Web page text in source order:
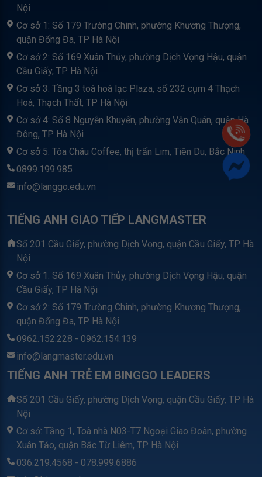
Nội
Cơ sở 1: Số 179 Trường Chinh, phường Khương Thượng,
quận Đống Đa, TP Hà Nội
Cơ sở 2: Số 169 Xuân Thủy, phường Dịch Vọng Hậu, quận
Cầu Giấy, TP Hà Nội
Cơ sở 3: Tầng 3 toà hoà lạc Plaza, số 232 cụm 4 Thạch
Hoà, Thạch Thất, TP Hà Nội
Cơ sở 4: Số 8 Nguyễn Khuyến, phường Văn Quán, quận Hà
Đông, TP Hà Nội
Cơ sở 5: Tòa Châu Coffee, thị trấn Lim, Tiên Du, Bắc Ninh
0899.199.985
info@langgo.edu.vn
TIẾNG ANH GIAO TIẾP LANGMASTER
Số 201 Cầu Giấy, phường Dịch Vọng, quận Cầu Giấy, TP Hà
Nội
Cơ sở 1: Số 169 Xuân Thủy, phường Dịch Vọng Hậu, quận
Cầu Giấy, TP Hà Nội
Cơ sở 2: Số 179 Trường Chinh, phường Khương Thượng,
quận Đống Đa, TP Hà Nội
0962.152.228 - 0962.154.139
info@langmaster.edu.vn
TIẾNG ANH TRẺ EM BINGGO LEADERS
Số 201 Cầu Giấy, phường Dịch Vọng, quận Cầu Giấy, TP Hà
Nội
Cơ sở: Tầng 1, Toà nhà N03-T7 Ngoại Giao Đoàn, phường
Xuân Tảo, quận Bắc Từ Liêm, TP Hà Nội
036.219.4568 - 078.999.6886